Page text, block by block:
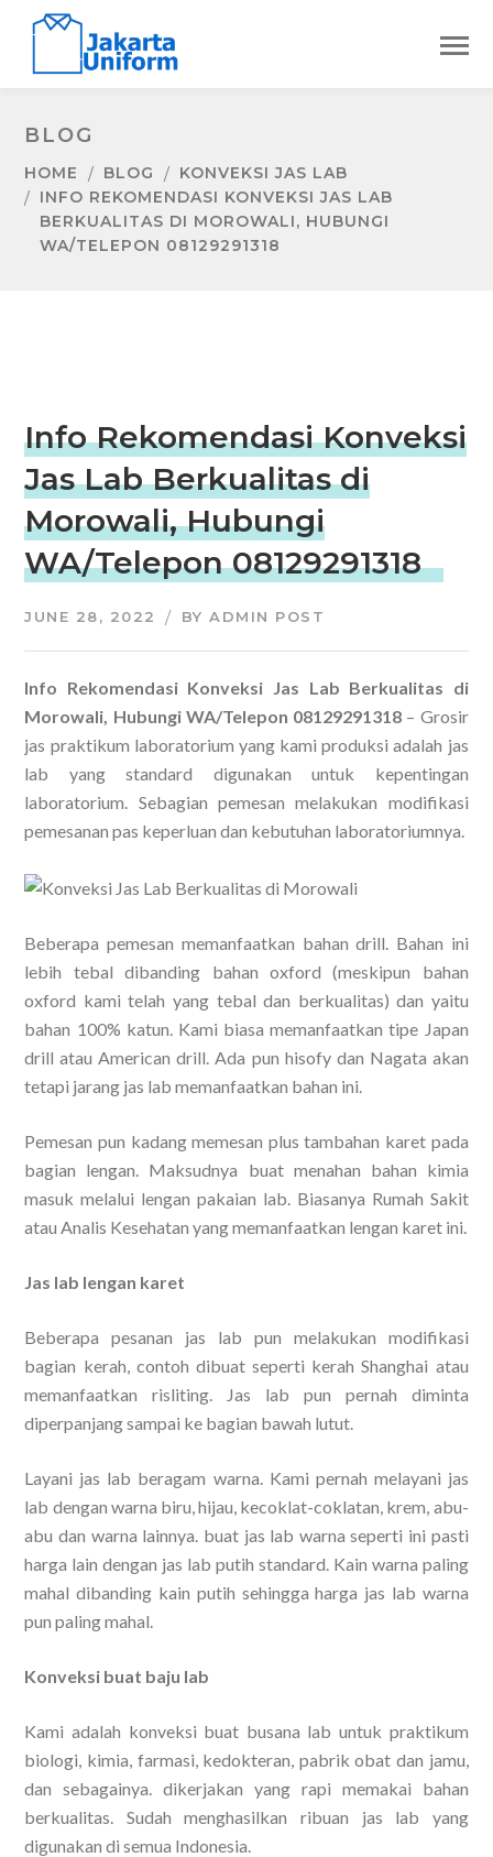
BLOG
HOME BLOG
KONVEKSI JAS LAB
INFO REKOMENDASI KONVEKSI JAS LAB
BERKUALITAS DI MOROWALI, HUBUNGI
WA/TELEPON 08129291318
Info Rekomendasi Konveksi
Jas Lab Berkualitas di
Morowali, Hubungi
WA/Telepon 08129291318
JUNE 28, 2022 BYADMIN POST
Info Rekomendasi Konveksi Jas Lab Berkualitas di
Morowali, Hubungi WA/Telepon 08129291318 – Grosir
jas praktikum laboratorium yang kami produksi adalah jas
lab yang standard digunakan untuk kepentingan
laboratorium. Sebagian pemesan melakukan modifikasi
pemesanan pas keperluan dan kebutuhan laboratoriumnya.
Beberapa pemesan memanfaatkan bahan drill. Bahan ini
lebih tebal dibanding bahan oxford (meskipun bahan
oxford kami telah yang tebal dan berkualitas) dan yaitu
bahan 100% katun. Kami biasa memanfaatkan tipe Japan
drill atau American drill. Ada pun hisofy dan Nagata akan
tetapi jarang jas lab memanfaatkan bahan ini.
Pemesan pun kadang memesan plus tambahan karet pada
bagian lengan. Maksudnya buat menahan bahan kimia
masuk melalui lengan pakaian lab. Biasanya Rumah Sakit
atau Analis Kesehatan yang memanfaatkan lengan karet ini.
Jas lab lengan karet
Beberapa pesanan jas lab pun melakukan modifikasi
bagian kerah, contoh dibuat seperti kerah Shanghai atau
memanfaatkan risliting. Jas lab pun pernah diminta
diperpanjang sampai ke bagian bawah lutut.
Layani jas lab beragam warna. Kami pernah melayani jas
lab dengan warna biru, hijau, kecoklat-coklatan, krem, abu-
abu dan warna lainnya. buat jas lab warna seperti ini pasti
harga lain dengan jas lab putih standard. Kain warna paling
mahal dibanding kain putih sehingga harga jas lab warna
pun paling mahal.
Konveksi buat baju lab
Kami adalah konveksi buat busana lab untuk praktikum
biologi, kimia, farmasi, kedokteran, pabrik obat dan jamu,
dan sebagainya. dikerjakan yang rapi memakai bahan
berkualitas. Sudah menghasilkan ribuan jas lab yang
digunakan di semua Indonesia.